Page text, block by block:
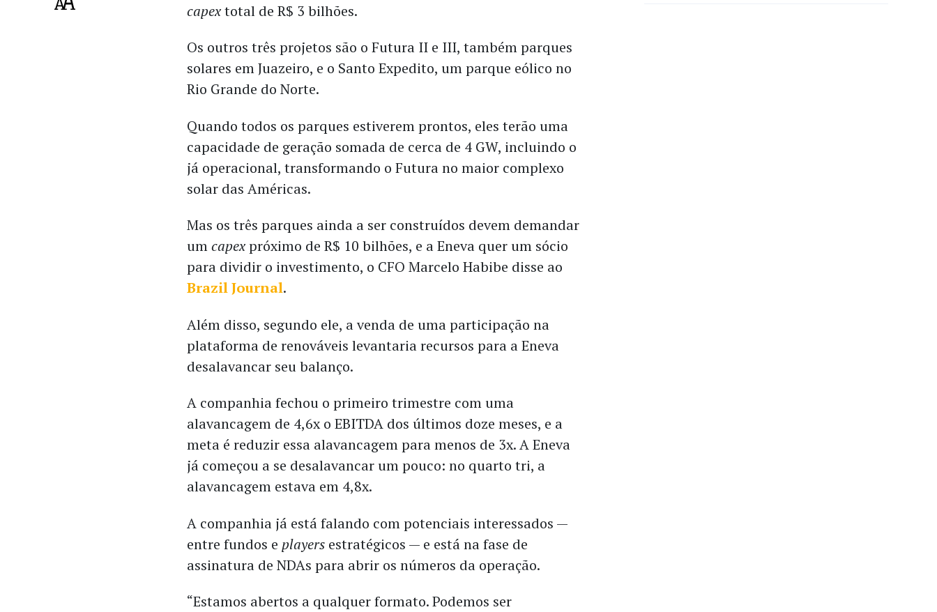
capextotal de R$ 3 bilhões.
Os outros três projetos são o Futura II e III, também parques
solares em Juazeiro, e o Santo Expedito, um parque eólico no
Rio Grande do Norte.
Quando todos os parques estiverem prontos, eles terão uma
capacidade de geração somada de cerca de 4 GW, incluindo o
já operacional, transformando o Futura no maior complexo
solar das Américas.
Mas os três parques ainda a ser construídos devem demandar
umcapexpróximo de R$ 10 bilhões, e a Eneva quer um sócio
para dividir o investimento, o CFO Marcelo Habibe disse ao
Brazil Journal.
Além disso, segundo ele, a venda de uma participação na
plataforma de renováveis levantaria recursos para a Eneva
desalavancar seu balanço.
A companhia fechou o primeiro trimestre com uma
alavancagem de 4,6x o EBITDA dos últimos doze meses, e a
meta é reduzir essa alavancagem para menos de 3x. A Eneva
já começou a se desalavancar um pouco: no quarto tri, a
alavancagem estava em 4,8x.
A companhia já está falando com potenciais interessados —
entre fundos e players estratégicos — e está na fase de
assinatura de NDAs para abrir os números da operação.
“Estamos abertos a qualquer formato. Podemos ser